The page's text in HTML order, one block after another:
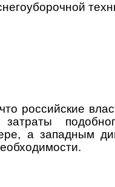
российские
а западным